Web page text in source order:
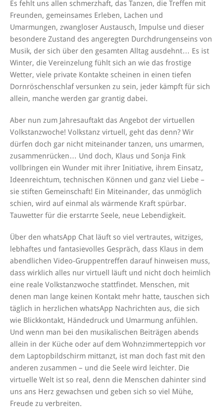
Es fehlt uns allen schmerzhaft, das Tanzen, die Treffen mit
Freunden, gemeinsames Erleben, Lachen und
Umarmungen, zwangloser Austausch, Impulse und dieser
besondere Zustand des angeregten Durchdrungenseins von
Musik, der sich über den gesamten Alltag ausdehnt… Es ist
Winter, die Vereinzelung fühlt sich an wie das frostige
Wetter, viele private Kontakte scheinen in einen tiefen
Dornröschenschlaf versunken zu sein, jeder kämpft für sich
allein, manche werden gar grantig dabei.
Aber nun zum Jahresauftakt das Angebot der virtuellen
Volkstanzwoche! Volkstanz virtuell, geht das denn? Wir
dürfen doch gar nicht miteinander tanzen, uns umarmen,
zusammenrücken… Und doch, Klaus und Sonja Fink
vollbringen ein Wunder mit ihrer Initiative, ihrem Einsatz,
Ideenreichtum, technischen Können und ganz viel Liebe –
sie stiften Gemeinschaft! Ein Miteinander, das unmöglich
schien, wird auf einmal als wärmende Kraft spürbar.
Tauwetter für die erstarrte Seele, neue Lebendigkeit.
Über den whatsApp Chat läuft so viel vertrautes, witziges,
lebhaftes und fantasievolles Gespräch, dass Klaus in dem
abendlichen Video-Gruppentreffen darauf hinweisen muss,
dass wirklich alles nur virtuell läuft und nicht doch heimlich
eine reale Volkstanzwoche stattfindet. Menschen, mit
denen man lange keinen Kontakt mehr hatte, tauschen sich
täglich in herzlichen whatsApp Nachrichten aus, die sich
wie Blickkontakt, Händedruck und Umarmung anfühlen.
Und wenn man bei den musikalischen Beiträgen abends
allein in der Küche oder auf dem Wohnzimmerteppich vor
dem Laptopbildschirm mittanzt, ist man doch fast mit den
anderen zusammen – und die Seele wird leichter. Die
virtuelle Welt ist so real, denn die Menschen dahinter sind
uns ans Herz gewachsen und geben sich so viel Mühe,
Freude zu verbreiten.